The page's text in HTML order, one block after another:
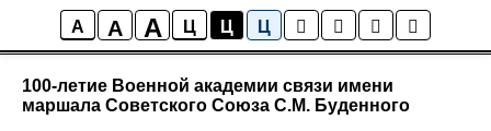
A A A Ц Ц Ц
Новости
100-летие Военной академии связи имени
маршала Советского Союза С.М. Буденного